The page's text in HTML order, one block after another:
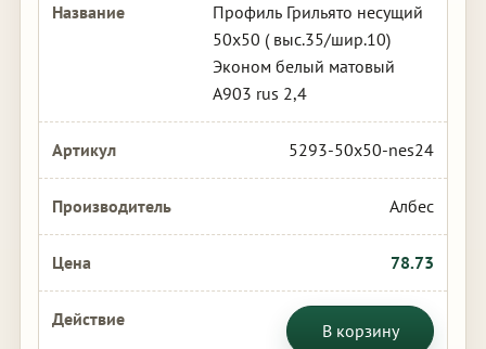
Профиль Грильято несущий
50х50 ( выс.35/шир.10)
Эконом белый матовый
А903 rus 2,4
5293-50x50-nes24
Албес
78.73
В корзину